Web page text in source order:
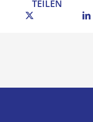
TEILEN